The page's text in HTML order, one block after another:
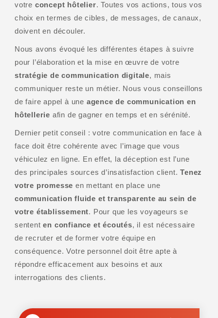
votre concept hôtelier. Toutes vos actions, tous vos
choix en termes de cibles, de messages, de canaux,
doivent en découler.
Nous avons évoqué les différentes étapes à suivre
pour l’élaboration et la mise en œuvre de votre
stratégie de communication digitale, mais
communiquer reste un métier. Nous vous conseillons
de faire appel à une agence de communication en
hôtellerie afin de gagner en temps et en sérénité.
Dernier petit conseil : votre communication en face à
face doit être cohérente avec l’image que vous
véhiculez en ligne. En effet, la déception est l’une
des principales sources d’insatisfaction client.Tenez
votre promesse en mettant en place une
communication fluide et transparente au sein de
votre établissement. Pour que les voyageurs se
sententen confiance et écoutés, il est nécessaire
de recruter et de former votre équipe en
conséquence. Votre personnel doit être apte à
répondre efficacement aux besoins et aux
interrogations des clients.